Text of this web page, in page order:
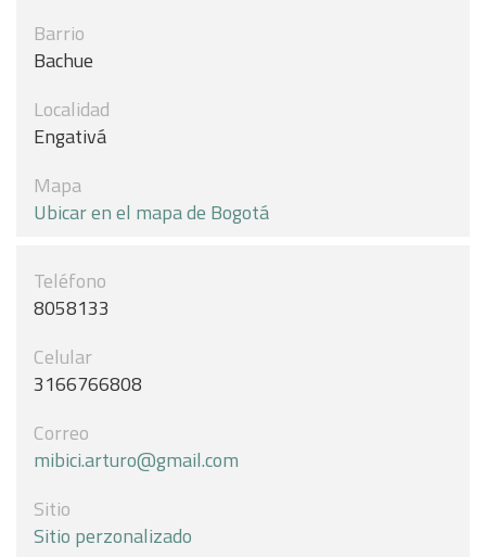
Barrio
Bachue
Localidad
Engativá
Mapa
Ubicar en el mapa de Bogotá
Teléfono
8058133
Celular
3166766808
Correo
mibici.arturo@gmail.com
Sitio
Sitio perzonalizado